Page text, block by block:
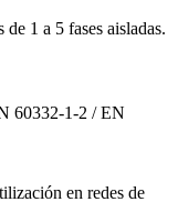
1 a 5 fases aisladas.
60332-1-2 / EN
en redes de